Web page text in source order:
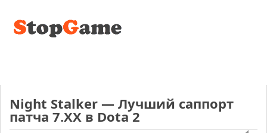
Night Stalker — Лучший саппорт
патча 7.XX в Dota 2